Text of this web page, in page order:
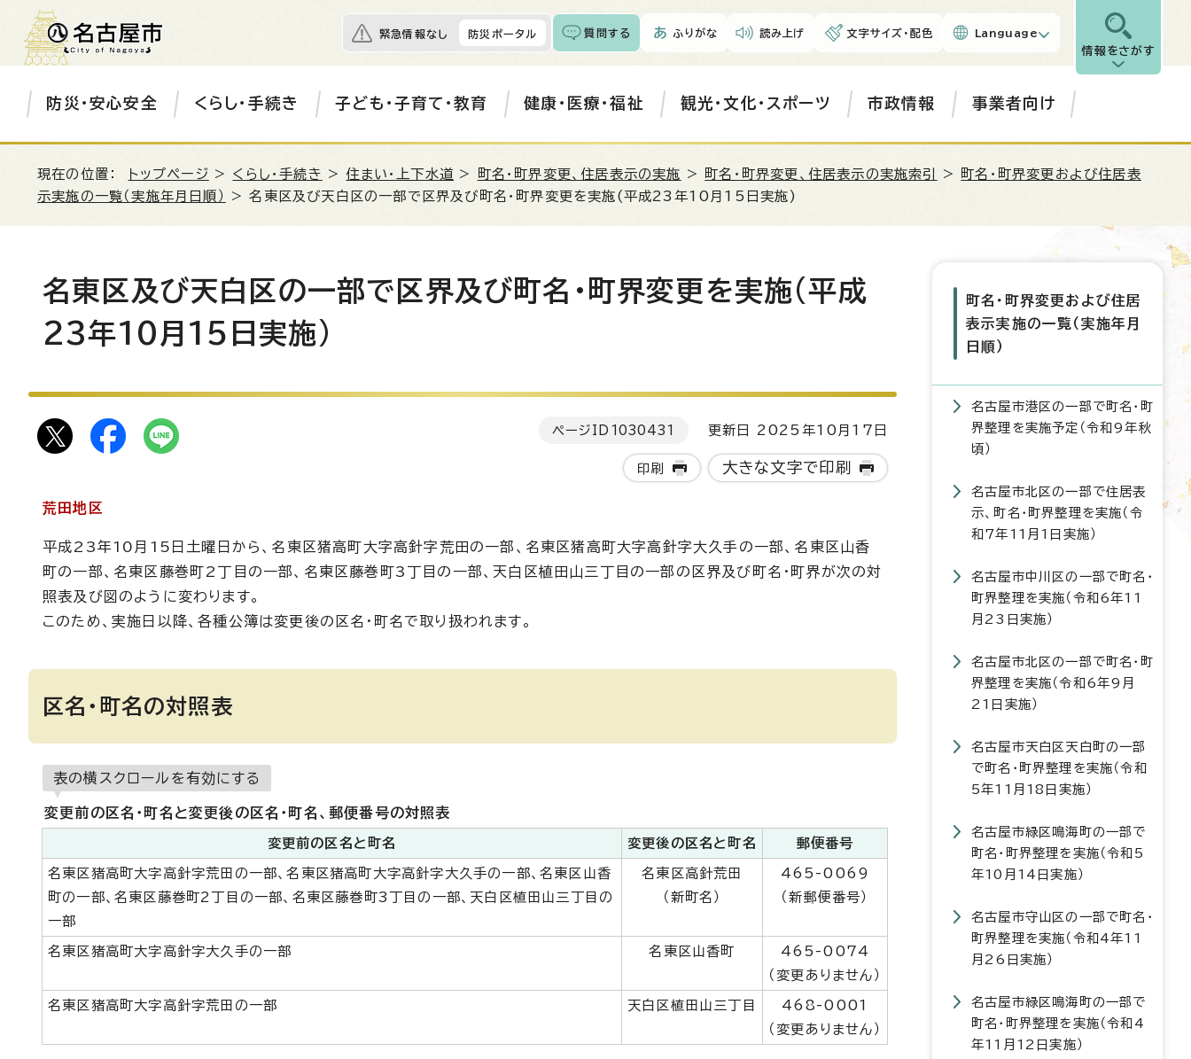
緊急情報なし 防災ポータル 質問する ふりがな 読み上げ 文字サイズ・配色 Language
情報をさがす
防災・安心安全 くらし・手続き 子ども・子育て・教育 健康・医療・福祉 観光・文化・スポーツ 市政情報 事業者向け
現在の位置： トップページ > くらし・手続き >住まい・上下水道 > 町名・町界変更、住居表示の実施 > 町名・町界変更、住居表示の実施索引 > 町名・町界変更および住居表
示実施の一覧（実施年月日順）
> 名東区及び天白区の一部で区界及び町名・町界変更を実施(平成23年10月15日実施)
名東区及び天白区の一部で区界及び町名・町界変更を実施(平成
23年10月15日実施)
ページID 1030431 更新日 2025年10月17日
印刷 大きな文字で印刷
荒田地区
平成23年10月15日土曜日から、名東区猪高町大字高針字荒田の一部、名東区猪高町大字高針字大久手の一部、名東区山香
町の一部、名東区藤巻町2丁目の一部、名東区藤巻町3丁目の一部、天白区植田山三丁目の一部の区界及び町名・町界が次の対
照表及び図のように変わります。
このため、実施日以降、各種公簿は変更後の区名・町名で取り扱われます。
区名・町名の対照表
表の横スクロールを有効にする
変更前の区名・町名と変更後の区名・町名、郵便番号の対照表
変更前の区名と町名 変更後の区名と町名 郵便番号
名東区猪高町大字高針字荒田の一部、名東区猪高町大字高針字大久手の一部、名東区山香
町の一部、名東区藤巻町2丁目の一部、名東区藤巻町3丁目の一部、天白区植田山三丁目の
一部
名東区高針荒田
（新町名）
465-0069
（新郵便番号）
名東区猪高町大字高針字大久手の一部 名東区山香町
465-0074
（変更ありません）
名東区猪高町大字高針字荒田の一部 天白区植田山三丁目
468-0001
（変更ありません）
町名・町界変更および住居
表示実施の一覧（実施年月
日順）
名古屋市港区の一部で町名・町
界整理を実施予定（令和9年秋
頃）
名古屋市北区の一部で住居表
示、町名・町界整理を実施（令
和7年11月1日実施）
名古屋市中川区の一部で町名・
町界整理を実施（令和6年11
月23日実施）
名古屋市北区の一部で町名・町
界整理を実施（令和6年9月
21日実施）
名古屋市天白区天白町の一部
で町名・町界整理を実施（令和
5年11月18日実施）
名古屋市緑区鳴海町の一部で
町名・町界整理を実施（令和5
年10月14日実施）
名古屋市守山区の一部で町名・
町界整理を実施（令和4年11
月26日実施）
名古屋市緑区鳴海町の一部で
町名・町界整理を実施（令和4
年11月12日実施）